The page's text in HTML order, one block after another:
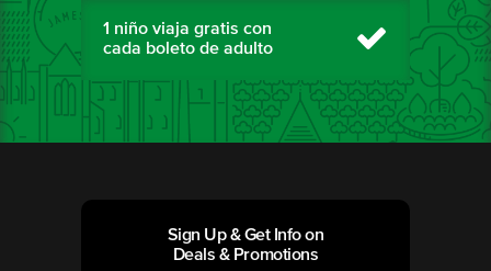
1 niño viaja gratis con
cada boleto de adulto
Sign Up & Get Info on
Deals & Promotions